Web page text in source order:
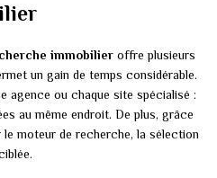
immobilier offre plusieurs
un gain de temps considérable.
agence ou chaque site spécialisé :
au même endroit. De plus, grâce
moteur de recherche, la sélection